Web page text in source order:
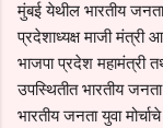
मुंबई येथील भारतीय जनता
प्रदेशाध्यक्ष माजी मंत्री
भाजपा प्रदेश महामंत्री
उपस्थितीत भारतीय जनता
भारतीय जनता युवा